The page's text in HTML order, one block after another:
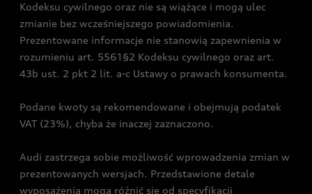
Kodeksu cywilnego oraz nie są wiążące i mogą ulec
zmianie bez wcześniejszego powiadomienia.
Prezentowane informacje nie stanowią zapewnienia w
rozumieniu art. 5561§2 Kodeksu cywilnego oraz art.
43b ust. 2 pkt 2 lit. a-c Ustawy o prawach konsumenta.
Podane kwoty są rekomendowane i obejmują podatek
VAT (23%), chyba że inaczej zaznaczono.
Audi zastrzega sobie możliwość wprowadzenia zmian w
prezentowanych wersjach. Przedstawione detale
wyposażenia mogą różnić się od specyfikacji